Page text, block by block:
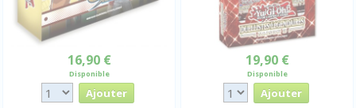
16,90 €
Disponible
19,90 €
Disponible